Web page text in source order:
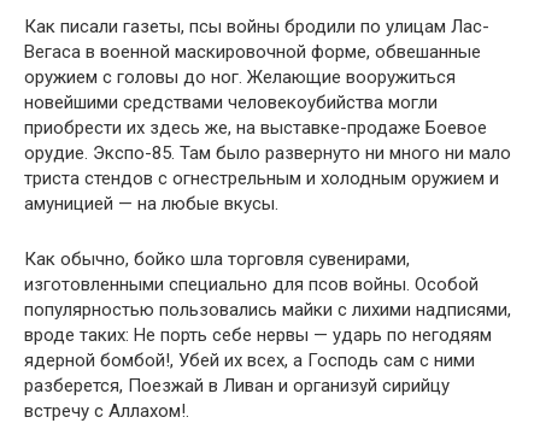
Как писали газеты, псы войны бродили по улицам Лас-
Вегаса в военной маскировочной форме, обвешанные
оружием с головы до ног. Желающие вооружиться
новейшими средствами человекоубийства могли
приобрести их здесь же, на выставке-продаже Боевое
орудие. Экспо-85. Там было развернуто ни много ни мало
триста стендов с огнестрельным и холодным оружием и
амуницией — на любые вкусы.
Как обычно, бойко шла торговля сувенирами,
изготовленными специально для псов войны. Особой
популярностью пользовались майки с лихими надписями,
вроде таких: Не порть себе нервы — ударь по негодяям
ядерной бомбой!, Убей их всех, а Господь сам с ними
разберется, Поезжай в Ливан и организуй сирийцу
встречу с Аллахом!.